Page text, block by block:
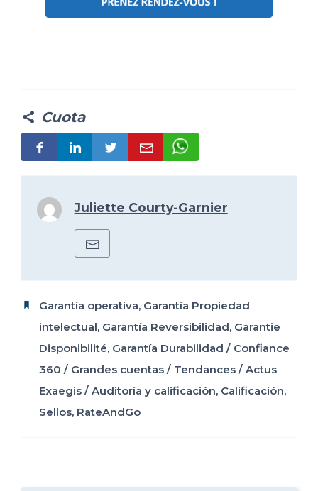
Cuota
Juliette Courty-Garnier
Garantía operativa, Garantía Propiedad
intelectual, Garantía Reversibilidad, Garantie
Disponibilité, Garantía Durabilidad / Confiance
360 / Grandes cuentas / Tendances / Actus
Exaegis / Auditoría y calificación, Calificación,
Sellos, RateAndGo